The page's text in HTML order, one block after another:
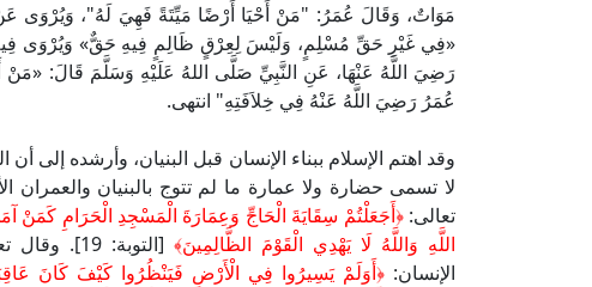
مَوَاتٌ، وَقَالَ عُمَرُ: "مَنْ أَحْيَا أَرْضًا مَيِّتَةً فَهِيَ لَهُ"،
«فِي غَيْرِ حَقِّ مُسْلِمٍ، وَلَيْسَ لِعِرْقٍ ظَالِمٍ فِيهِ حَقٌّ» وَيُرْوَى
رَضِيَ اللَّهُ عَنْهَا، عَنِ النَّبِيِّ صَلَّى اللهُ عَلَيْهِ وَسَلَّمَ قَالَ:
عُمَرُ رَضِيَ اللَّهُ عَنْهُ فِي خِلاَفَتِهِ" انتهى.
وقد اهتم الإسلام ببناء الإنسان قبل البنيان، وأرشده إلى
لا تسمى حضارة ولا عمارة ما لم تتوج بالبنيان والعمران
تعالى:﴿أَجَعَلْتُمْ سِقَايَةَ الْحَاجِّ وَعِمَارَةَ الْمَسْجِدِ الْحَرَامِ كَمَنْ
اللَّهِ وَاللَّهُ لَا يَهْدِي الْقَوْمَ الظَّالِمِينَ﴾
[التوبة:
الإنسان: ﴿أَوَلَمْ يَسِيرُوا فِي الْأَرْضِ فَيَنْظُرُوا كَيْفَ كَانَ